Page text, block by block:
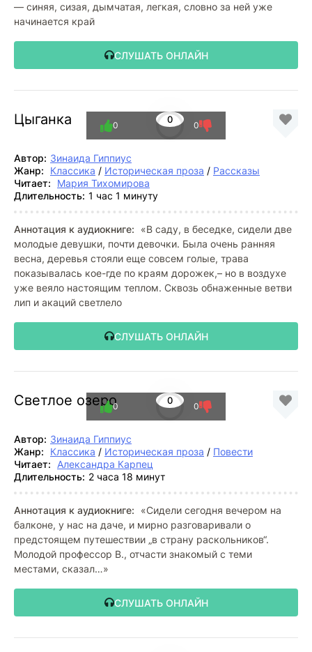
— синяя, сизая, дымчатая, легкая, словно за ней уже
начинается край
СЛУШАТЬ ОНЛАЙН
Цыганка 0
0 0
Автор: Зинаида Гиппиус
Жанр:
Классика / Историческая проза / Рассказы
Читает:
Мария Тихомирова
Длительность: 1 час 1 минуту
Аннотация к аудиокниге:
«В саду, в беседке, сидели две
молодые девушки, почти девочки. Была очень ранняя
весна, деревья стояли еще совсем голые, трава
показывалась кое-где по краям дорожек,– но в воздухе
уже веяло настоящим теплом. Сквозь обнаженные ветви
лип и акаций светлело
СЛУШАТЬ ОНЛАЙН
Светлое озеро 0
0 0
Автор: Зинаида Гиппиус
Жанр:
Классика / Историческая проза / Повести
Читает:
Александра Карпец
Длительность: 2 часа 18 минут
Аннотация к аудиокниге:
«Сидели сегодня вечером на
балконе, у нас на даче, и мирно разговаривали о
предстоящем путешествии „в страну раскольников“.
Молодой профессор В., отчасти знакомый с теми
местами, сказал…»
СЛУШАТЬ ОНЛАЙН